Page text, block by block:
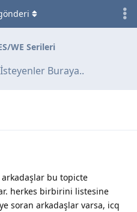
WE Serileri
Buraya..
bu topicte
herkes birbirini listesine
soran arkadaşlar varsa, icq